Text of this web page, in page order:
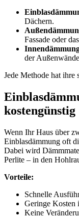
Dächern.
Fassade oder
der
Jede Methode hat ihre
kostengünstig
Wenn Ihr Haus über
Einblasdämmung oft
Dabei wird
Perlite – in den
Vorteile:
Schnelle
Geringe Kosten
Keine